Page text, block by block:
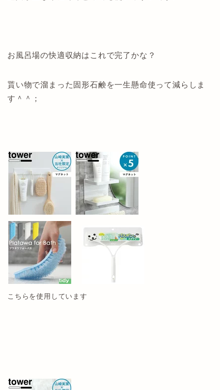
お風呂場の快適収納はこれで完了かな？
貰い物で溜まった固形石鹸を一生懸命使って減らしま
す＾＾；
こちらを使用しています